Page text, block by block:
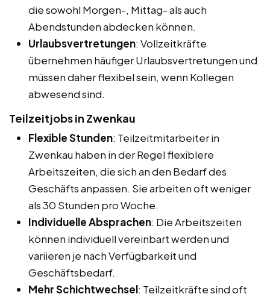
die sowohl Morgen-, Mittag- als auch
Abendstunden abdecken können.
Urlaubsvertretungen: Vollzeitkräfte
übernehmen häufiger Urlaubsvertretungen und
müssen daher flexibel sein, wenn Kollegen
abwesend sind.
Teilzeitjobs in Zwenkau
Flexible Stunden: Teilzeitmitarbeiter in
Zwenkau haben in der Regel flexiblere
Arbeitszeiten, die sich an den Bedarf des
Geschäfts anpassen. Sie arbeiten oft weniger
als 30 Stunden pro Woche.
Individuelle Absprachen: Die Arbeitszeiten
können individuell vereinbart werden und
variieren je nach Verfügbarkeit und
Geschäftsbedarf.
Mehr Schichtwechsel: Teilzeitkräfte sind oft